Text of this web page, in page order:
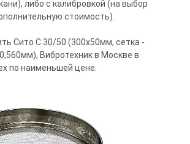
либо с калибровкой (на выбор
стоимость).
Сито С 30/50 (300х50мм, сетка -
Вибротехник в Москве в
по наименьшей цене.